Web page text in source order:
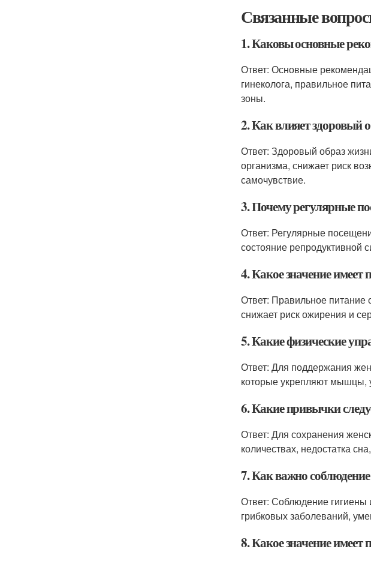
Связанные
1. Каковы основные
Ответ: Основные
гинеколога, правильное
зоны.
2. Как влияет здоровый
Ответ: Здоровый образ
организма, снижает риск
самочувствие.
3. Почему регулярные
Ответ: Регулярные
состояние репродуктивной
4. Какое значение имеет
Ответ: Правильное
снижает риск ожирения и
5. Какие физические
Ответ: Для поддержания
которые укрепляют мышцы,
6. Какие привычки
Ответ: Для сохранения
количествах, недостатка
7. Как важно
Ответ: Соблюдение гигиены
грибковых заболеваний,
8. Какое значение имеет